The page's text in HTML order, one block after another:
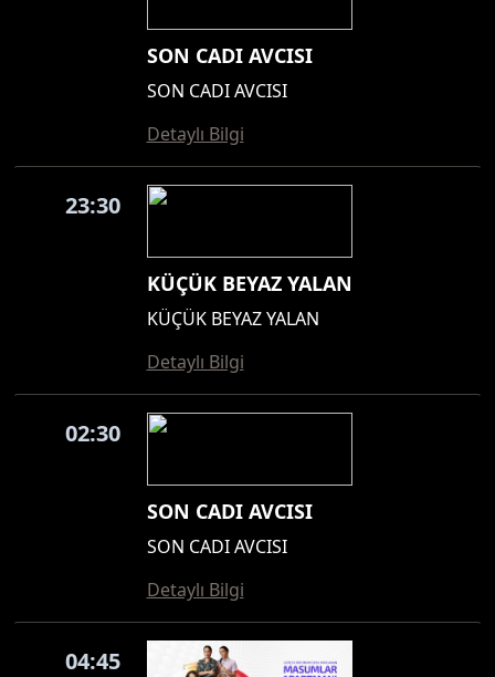
SON CADI AVCISI
SON CADI AVCISI
Detaylı Bilgi
23:30
KÜÇÜK BEYAZ YALAN
KÜÇÜK BEYAZ YALAN
Detaylı Bilgi
02:30
SON CADI AVCISI
SON CADI AVCISI
Detaylı Bilgi
04:45